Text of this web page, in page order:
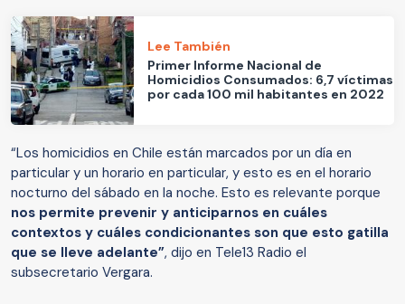
Lee También
Primer Informe Nacional de
Homicidios Consumados: 6,7 víctimas
por cada 100 mil habitantes en 2022
“Los homicidios en Chile están marcados por un día en
particular y un horario en particular, y esto es en el horario
nocturno del sábado en la noche. Esto es relevante porque
nos permite prevenir y anticiparnos en cuáles
contextos y cuáles condicionantes son que esto gatilla
que se lleve adelante”, dijo en Tele13 Radio el
subsecretario Vergara.